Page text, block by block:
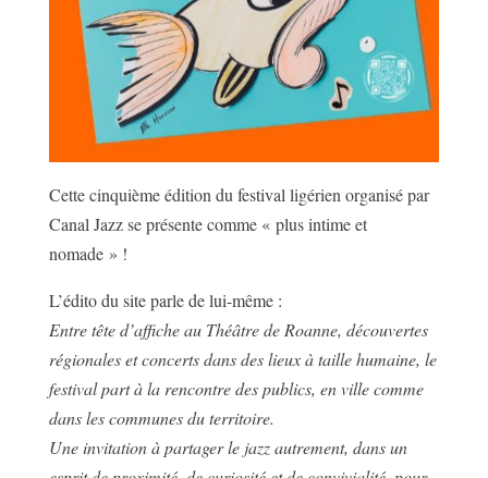
Cette cinquième édition du festival ligérien organisé par
Canal Jazz se présente comme « plus intime et
nomade » !
L’édito du site parle de lui-même :
Entre tête d’affiche au Théâtre de Roanne, découvertes
régionales et concerts dans des lieux à taille humaine, le
festival part à la rencontre des publics, en ville comme
dans les communes du territoire.
Une invitation à partager le jazz autrement, dans un